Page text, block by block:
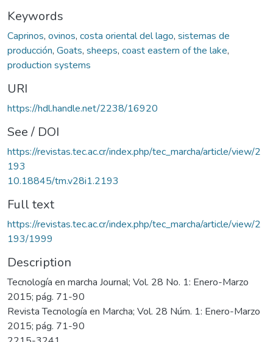
Keywords
Caprinos, ovinos, costa oriental del lago, sistemas de
producción, Goats, sheeps, coast eastern of the lake,
production systems
URI
https://hdl.handle.net/2238/16920
See / DOI
https://revistas.tec.ac.cr/index.php/tec_marcha/article/view/2
193
10.18845/tm.v28i1.2193
Full text
https://revistas.tec.ac.cr/index.php/tec_marcha/article/view/2
193/1999
Description
Tecnología en marcha Journal; Vol. 28 No. 1: Enero-Marzo
2015; pág. 71-90
Revista Tecnología en Marcha; Vol. 28 Núm. 1: Enero-Marzo
2015; pág. 71-90